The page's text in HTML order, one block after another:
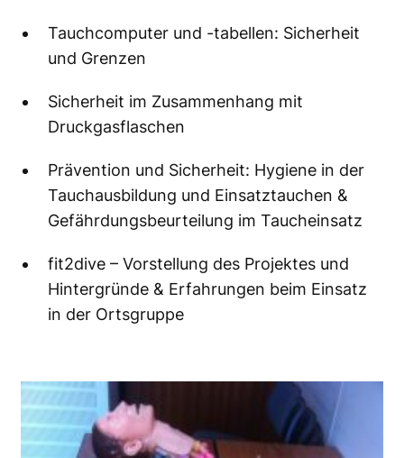
Tauchcomputer und -tabellen: Sicherheit
und Grenzen
Sicherheit im Zusammenhang mit
Druckgasflaschen
Prävention und Sicherheit: Hygiene in der
Tauchausbildung und Einsatztauchen &
Gefährdungsbeurteilung im Taucheinsatz
fit2dive – Vorstellung des Projektes und
Hintergründe & Erfahrungen beim Einsatz
in der Ortsgruppe